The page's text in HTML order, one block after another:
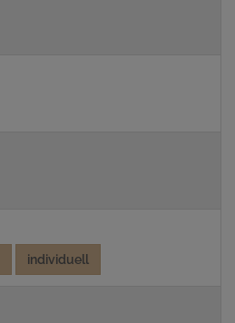
individuell